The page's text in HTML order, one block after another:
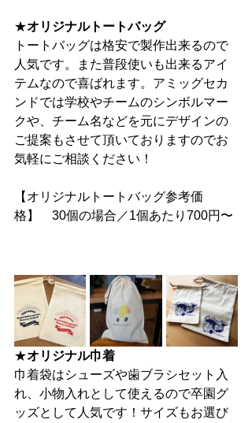
★オリジナルトートバッグ
トートバッグは格安で製作出来るので
人気です。また普段使いも出来るアイ
テムなので喜ばれます。アミッグセカ
ンドでは学校やチームのシンボルマー
クや、チーム名などを元にデザインの
ご提案もさせて頂いておりますのでお
気軽にご相談ください！
【オリジナルトートバッグ参考価
格】　30個の場合／1個あたり700円〜
★オリジナル巾着
巾着袋はシューズや歯ブラシセット入
れ、小物入れとして使えるので卒園グ
ッズとして人気です！サイズもお選び